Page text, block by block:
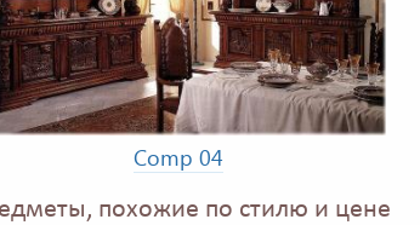
Comp 04
похожие по стилю и цене